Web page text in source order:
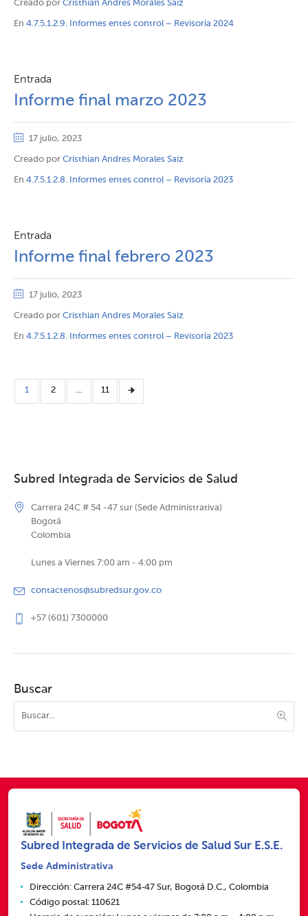
Creado por Cristhian Andres Morales Saiz
En 4.7.5.1.2.9. Informes entes control – Revisoría 2024
Entrada
Informe final marzo 2023
17 julio, 2023
Creado por Cristhian Andres Morales Saiz
En 4.7.5.1.2.8. Informes entes control – Revisoría 2023
Entrada
Informe final febrero 2023
17 julio, 2023
Creado por Cristhian Andres Morales Saiz
En 4.7.5.1.2.8. Informes entes control – Revisoría 2023
1 2 … 11
Subred Integrada de Servicios de Salud
Carrera 24C # 54 -47 sur (Sede Administrativa)
Bogotá
Colombia
Lunes a Viernes 7:00 am - 4:00 pm
contactenos@subredsur.gov.co
+57 (601) 7300000
Buscar
Subred Integrada de Servicios de Salud Sur E.S.E.
Sede Administrativa
Dirección: Carrera 24C #54‑47 Sur, Bogotá D.C., Colombia
Código postal: 110621